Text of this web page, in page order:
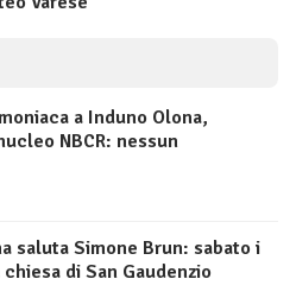
a Induno Olona,
NBCR: nessun
saluta Simone Brun: sabato i
di San Gaudenzio